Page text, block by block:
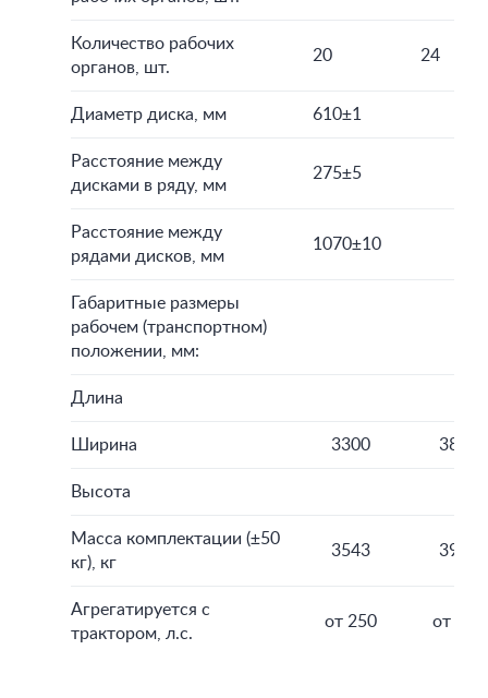
Количество рабочих
органов, шт.
20 24
Диаметр диска, мм 610±1
Расстояние между
дисками в ряду, мм
275±5
Расстояние между
рядами дисков, мм
1070±10
Габаритные размеры
рабочем (транспортном)
положении, мм:
Длина
Ширина 3300 3850
Высота
Масса комплектации (±50
кг), кг
3543 3906
Агрегатируется с
трактором, л.с.
от 250 от 270